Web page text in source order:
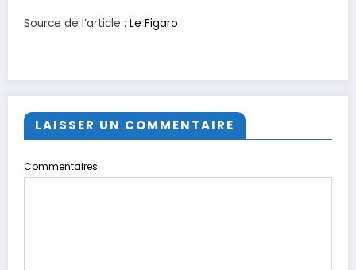
Source de l’article : Le Figaro
LAISSER UN COMMENTAIRE
Commentaires